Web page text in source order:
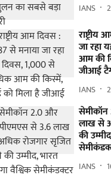
IANS
जा रहा
आम की
जीआई
IANS
लाख से
की
IANS